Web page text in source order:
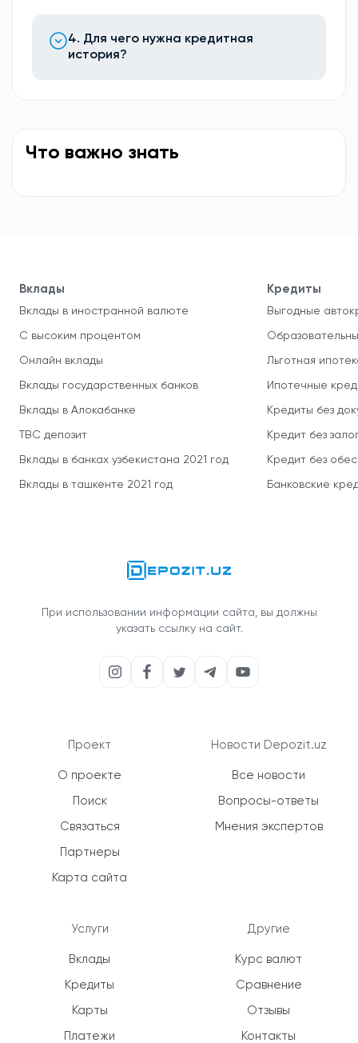
4. Для чего нужна кредитная
история?
Что важно знать
Вклады
Вклады в иностранной валюте
С высоким процентом
Онлайн вклады
Вклады государственных банков
Вклады в Алокабанке
TBC депозит
Вклады в банках узбекистана 2021 год
Вклады в ташкенте 2021 год
Кредиты
Выгодные
Льготная
Ипотечные
Кредиты без
Кредит без
Кредит без
Банковские
При использовании информации сайта, вы должны
указать ссылку на сайт.
Проект
О проекте
Поиск
Связаться
Партнеры
Карта сайта
Услуги
Вклады
Кредиты
Карты
Платежи
Новости Depozit.uz
Все новости
Вопросы-ответы
Мнения экспертов
Другие
Курс валют
Сравнение
Отзывы
Контакты